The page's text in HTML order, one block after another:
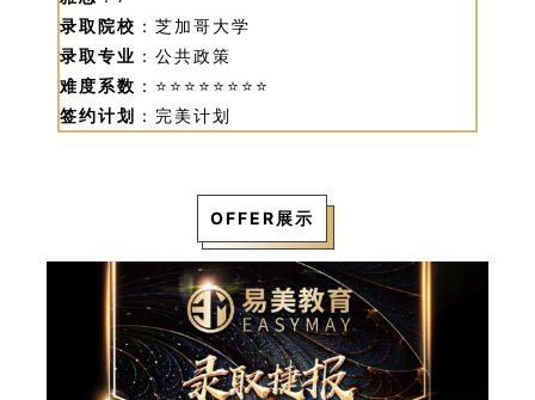
录取院校 ：芝加哥大学
录取专业 ：公共政策
难度系数 ：⭐⭐⭐⭐⭐⭐ ⭐⭐
签约计划 ：完美计划
OFFER展示